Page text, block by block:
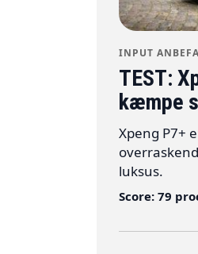
INPUT
TEST:
kæmpe
Xpeng P7+
luksus.
Score: 79